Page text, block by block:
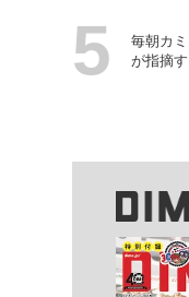
毎朝カ
が指摘